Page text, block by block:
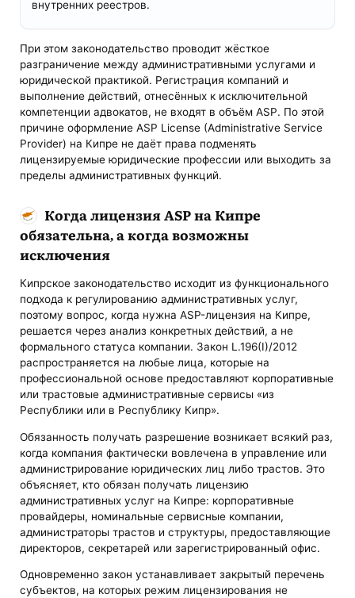
внутренних реестров.
При этом законодательство проводит жёсткое
разграничение между административными услугами и
юридической практикой. Регистрация компаний и
выполнение действий, отнесённых к исключительной
компетенции адвокатов, не входят в объём ASP. По этой
причине оформление ASP License (Administrative Service
Provider) на Кипре не даёт права подменять
лицензируемые юридические профессии или выходить за
пределы административных функций.
Когда лицензия ASP на Кипре
обязательна, а когда возможны
исключения
Кипрское законодательство исходит из функционального
подхода к регулированию административных услуг,
поэтому вопрос, когда нужна ASP-лицензия на Кипре,
решается через анализ конкретных действий, а не
формального статуса компании. Закон L.196(I)/2012
распространяется на любые лица, которые на
профессиональной основе предоставляют корпоративные
или трастовые административные сервисы «из
Республики или в Республику Кипр».
Обязанность получать разрешение возникает всякий раз,
когда компания фактически вовлечена в управление или
администрирование юридических лиц либо трастов. Это
объясняет, кто обязан получать лицензию
административных услуг на Кипре: корпоративные
провайдеры, номинальные сервисные компании,
администраторы трастов и структуры, предоставляющие
директоров, секретарей или зарегистрированный офис.
Одновременно закон устанавливает закрытый перечень
субъектов, на которых режим лицензирования не